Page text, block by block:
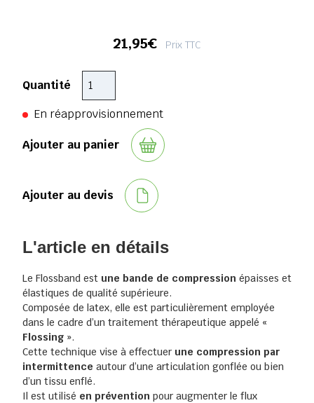
21,95€ Prix TTC
Quantité
En réapprovisionnement
Ajouter au panier
Ajouter au devis
L'article en détails
Le Flossband est une bande de compression épaisses et
élastiques de qualité supérieure.
Composée de latex, elle est particulièrement employée
dans le cadre d’un traitement thérapeutique appelé «
Flossing ».
Cette technique vise à effectuer une compression par
intermittence autour d’une articulation gonflée ou bien
d’un tissu enflé.
Il est utilisé en prévention pour augmenter le flux